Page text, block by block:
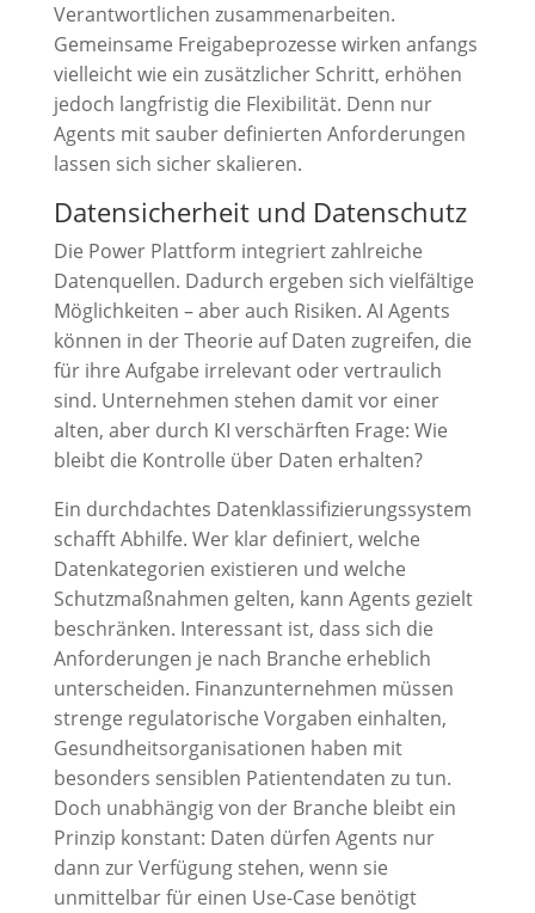
Verantwortlichen zusammenarbeiten.
Gemeinsame Freigabeprozesse wirken anfangs
vielleicht wie ein zusätzlicher Schritt, erhöhen
jedoch langfristig die Flexibilität. Denn nur
Agents mit sauber definierten Anforderungen
lassen sich sicher skalieren.
Datensicherheit und Datenschutz
Die Power Plattform integriert zahlreiche
Datenquellen. Dadurch ergeben sich vielfältige
Möglichkeiten – aber auch Risiken. AI Agents
können in der Theorie auf Daten zugreifen, die
für ihre Aufgabe irrelevant oder vertraulich
sind. Unternehmen stehen damit vor einer
alten, aber durch KI verschärften Frage: Wie
bleibt die Kontrolle über Daten erhalten?
Ein durchdachtes Datenklassifizierungssystem
schafft Abhilfe. Wer klar definiert, welche
Datenkategorien existieren und welche
Schutzmaßnahmen gelten, kann Agents gezielt
beschränken. Interessant ist, dass sich die
Anforderungen je nach Branche erheblich
unterscheiden. Finanzunternehmen müssen
strenge regulatorische Vorgaben einhalten,
Gesundheitsorganisationen haben mit
besonders sensiblen Patientendaten zu tun.
Doch unabhängig von der Branche bleibt ein
Prinzip konstant: Daten dürfen Agents nur
dann zur Verfügung stehen, wenn sie
unmittelbar für einen Use-Case benötigt